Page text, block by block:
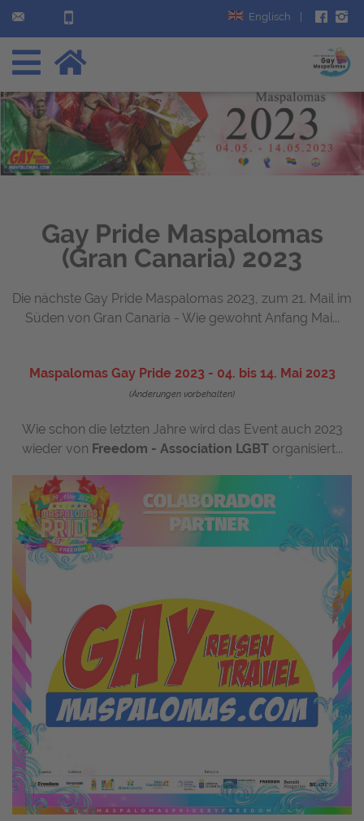
Englisch
Gay Pride Maspalomas
(Gran Canaria) 2023
Die nächste Gay Pride Maspalomas 2023, zum 21. Mail im
Süden von Gran Canaria - Wie gewohnt Anfang Mai...
Maspalomas Gay Pride 2023 - 04. bis 14. Mai 2023
(Änderungen vorbehalten)
Wie schon die letzten Jahre wird das Event auch 2023
wieder von Freedom - Association LGBTorganisiert...